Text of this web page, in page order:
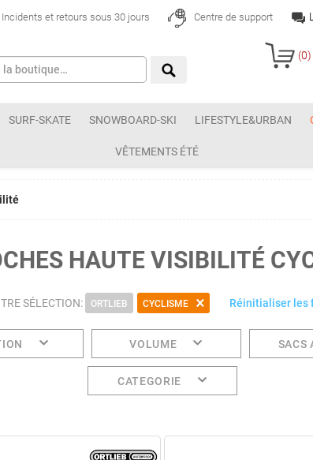
Incidents et retours sous 30 jours Centre de support
(0)
SURF-SKATE SNOWBOARD-SKI LIFESTYLE&URBAN
VÊTEMENTS ÉTÉ
HAUTE VISIBILITÉ
SÉLECTION: ORTLIEB CYCLISME Réinitialiser les
VOLUME SACS
CATEGORIE